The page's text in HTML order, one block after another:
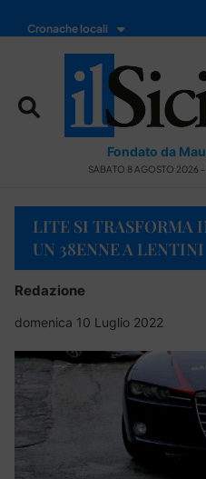
Cronache locali
Fondato da
SABATO 8 AGOSTO 2026
LITE SI TRASFORMA
UN 38ENNE A LENTINI
Redazione
domenica 10 Luglio 2022